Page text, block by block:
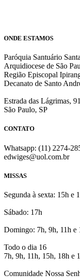
ONDE ESTAMOS
Paróquia Santuário
Arquidiocese de São
Região Episcopal
Decanato de Santo
Estrada das Lágrimas,
São Paulo, SP
CONTATO
Whatsapp: (11) 2274-
edwiges@uol.com.br
MISSAS
Segunda à sexta: 15h e
Sábado: 17h
Domingo: 7h, 9h, 11h e
Todo o dia 16
7h, 9h, 11h, 15h, 18h e
Comunidade Nossa